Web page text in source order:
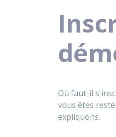
Où faut-il
vous êtes
expliquons.